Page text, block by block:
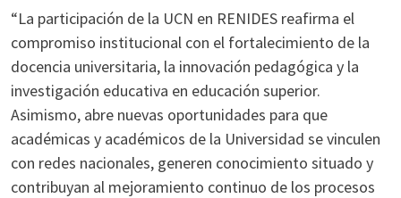
“La participación de la UCN en RENIDES reafirma el
compromiso institucional con el fortalecimiento de la
docencia universitaria, la innovación pedagógica y la
investigación educativa en educación superior.
Asimismo, abre nuevas oportunidades para que
académicas y académicos de la Universidad se vinculen
con redes nacionales, generen conocimiento situado y
contribuyan al mejoramiento continuo de los procesos